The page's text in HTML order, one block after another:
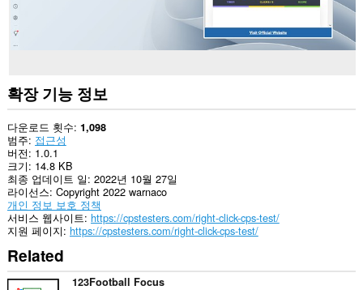
확장 기능 정보
다운로드 횟수 1,098
범주 접근성
버전 1.0.1
크기 14.8 KB
최종 업데이트 일 2022년 10월 27일
라이선스 Copyright 2022 warnaco
개인 정보 보호 정책
서비스 웹사이트 https://cpstesters.com/right-click-cps-test/
지원 페이지 https://cpstesters.com/right-click-cps-test/
Related
123Football Focus